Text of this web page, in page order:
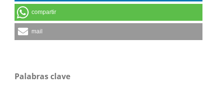
compartir
mail
Palabras clave